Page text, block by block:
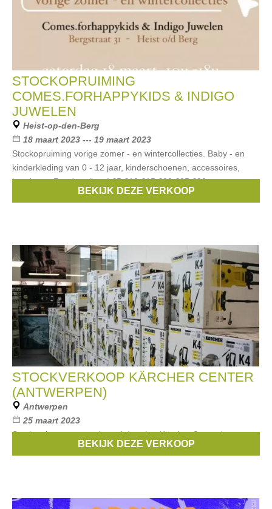
STOCKOPRUIMING
COMES.FORHAPPYKIDS & INDIGO
JUWELEN
Heist-op-den-Berg
18 maart 2023 --- 19 maart 2023
Stockopruiming vorige zomer - en wintercollecties. Baby - en
kinderkleding van 0 - 12 jaar, kinderschoenen, accessoires,
juwelen,... Ronde prijzen! €5 €10 €15 €20 €25 €30
VANS,Saucony,Clarks ,KAVAT,MY Jewellery
BEKIJK DEZE VERKOOP
STOCKVERKOOP KÄRCHER CENTER
(ANTWERPEN)
Antwerpen
25 maart 2023
Stockverkoop georganiseerd door het Kärcher Center in
Antwerpen. Tot -50% korting.BEKIJK DEZE VERKOOP